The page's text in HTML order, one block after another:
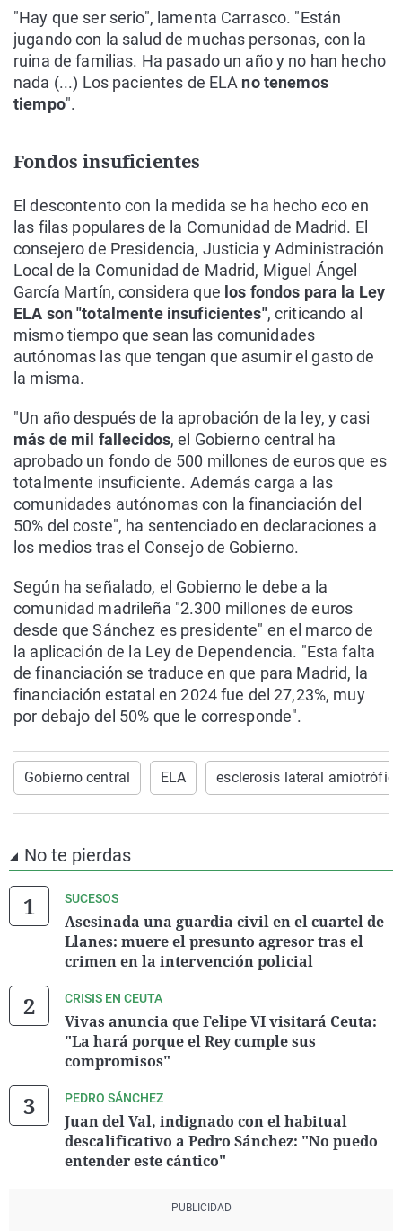
"Hay que ser serio", lamenta Carrasco. "Están
jugando con la salud de muchas personas, con la
ruina de familias. Ha pasado un año y no han hecho
nada (...) Los pacientes de ELA no tenemos
tiempo".
Fondos insuficientes
El descontento con la medida se ha hecho eco en
las filas populares de la Comunidad de Madrid. El
consejero de Presidencia, Justicia y Administración
Local de la Comunidad de Madrid, Miguel Ángel
García Martín, considera que los fondos para la Ley
ELA son "totalmente insuficientes", criticando al
mismo tiempo que sean las comunidades
autónomas las que tengan que asumir el gasto de
la misma.
"Un año después de la aprobación de la ley, y casi
más de mil fallecidos, el Gobierno central ha
aprobado un fondo de 500 millones de euros que es
totalmente insuficiente. Además carga a las
comunidades autónomas con la financiación del
50% del coste", ha sentenciado en declaraciones a
los medios tras el Consejo de Gobierno.
Según ha señalado, el Gobierno le debe a la
comunidad madrileña "2.300 millones de euros
desde que Sánchez es presidente" en el marco de
la aplicación de la Ley de Dependencia. "Esta falta
de financiación se traduce en que para Madrid, la
financiación estatal en 2024 fue del 27,23%, muy
por debajo del 50% que le corresponde".
Gobierno central ELA esclerosis lateral
No te pierdas
SUCESOS
Asesinada una guardia civil en el cuartel de
Llanes: muere el presunto agresor tras el
crimen en la intervención policial
CRISIS EN CEUTA
Vivas anuncia que Felipe VI visitará Ceuta:
"La hará porque el Rey cumple sus
compromisos"
PEDRO SÁNCHEZ
Juan del Val, indignado con el habitual
descalificativo a Pedro Sánchez: "No puedo
entender este cántico"